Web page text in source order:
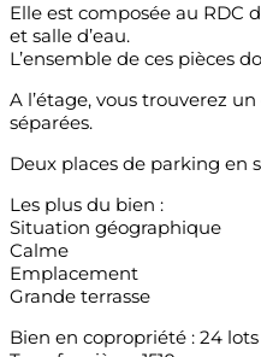
Elle est composée au RDC
et salle d’eau.
L’ensemble de ces pièces
A l’étage, vous trouverez
séparées.
Deux places de parking en
Les plus du bien :
Situation géographique
Calme
Emplacement
Grande terrasse
Bien en copropriété : 24